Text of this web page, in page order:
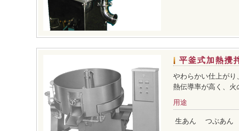
平釜式加熱攪
やわらかい仕上がり
熱伝導率が高く、火
用途
生あん つぶあん